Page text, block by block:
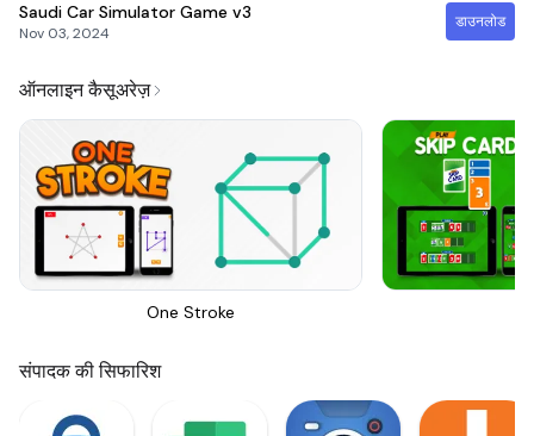
Saudi Car Simulator Game v3
Nov 03, 2024
डाउनलोड
ऑनलाइन कैसूअरेज़
One Stroke
संपादक की सिफारिश